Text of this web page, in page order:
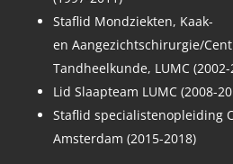
Staflid Mondziekten, Kaak-
en Aangezichtschirurgie/
Tandheelkunde, LUMC (2002-
Lid Slaapteam LUMC (2008-
Staflid specialistenopleiding
Amsterdam (2015-2018)